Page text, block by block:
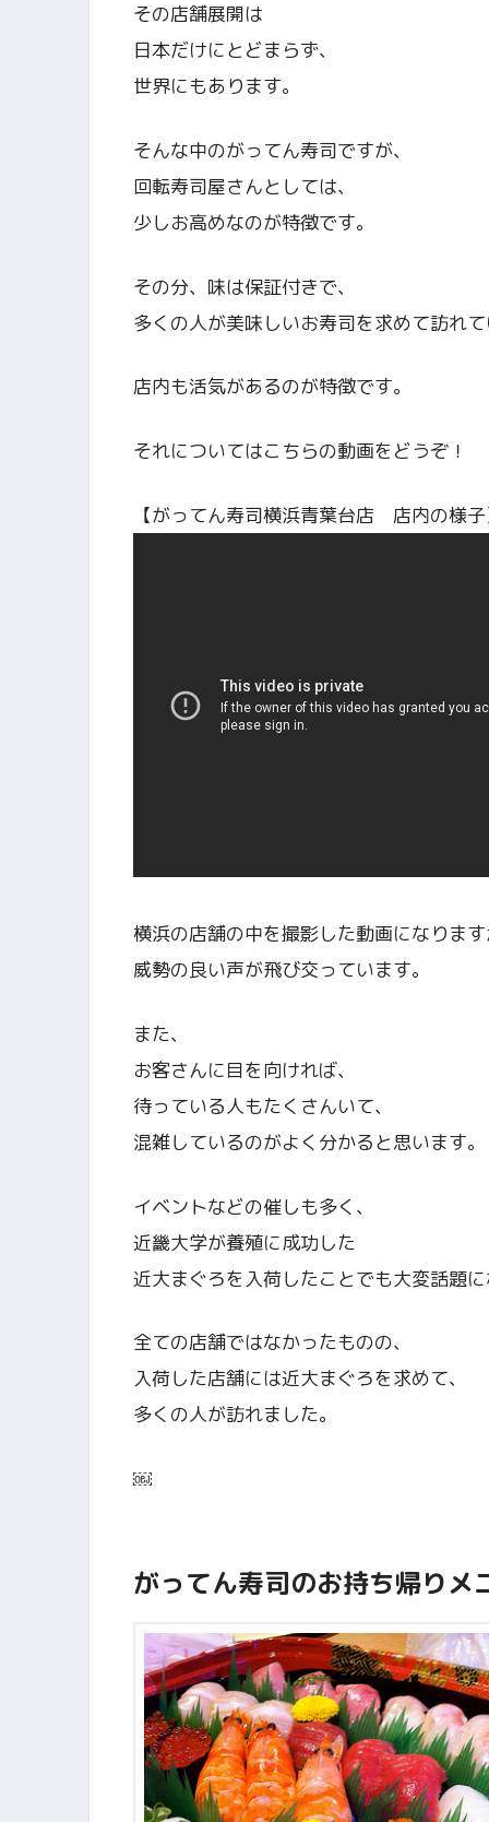
その店舗展開は
日本だけにとどまらず、
世界にもあります。
そんな中のがってん寿司ですが、
回転寿司屋さんとしては、
少しお高めなのが特徴です。
その分、味は保証付きで、
多くの人が美味しいお寿司を求めて訪れ
店内も活気があるのが特徴です。
それについてはこちらの動画をどうぞ！
【がってん寿司横浜青葉台店 店内の様
横浜の店舗の中を撮影した動画になりま
威勢の良い声が飛び交っています。
また、
お客さんに目を向ければ、
待っている人もたくさんいて、
混雑しているのがよく分かると思います。
イベントなどの催しも多く、
近畿大学が養殖に成功した
近大まぐろを入荷したことでも大変話題
全ての店舗ではなかったものの、
入荷した店舗には近大まぐろを求めて、
多くの人が訪れました。
￼
がってん寿司のお持ち帰りメ